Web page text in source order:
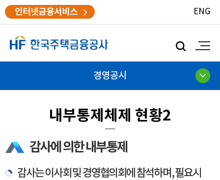
인터넷금융서비스 ENG
경영공시
내부통제체제 현황2
감사에 의한 내부통제
감사는 이사회 및 경영협의회에 참석하며, 필요시